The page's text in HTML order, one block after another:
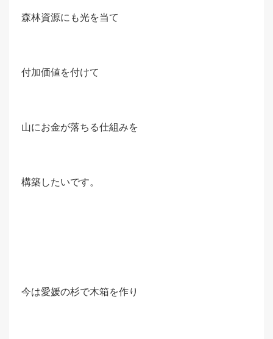
森林資源にも光を当て
付加価値を付けて
山にお金が落ちる仕組みを
構築したいです。
今は愛媛の杉で木箱を作り